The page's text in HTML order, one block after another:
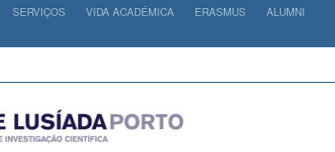
SERVIÇOS VIDA ACADÉMICA ERASMUS
ALUMNI